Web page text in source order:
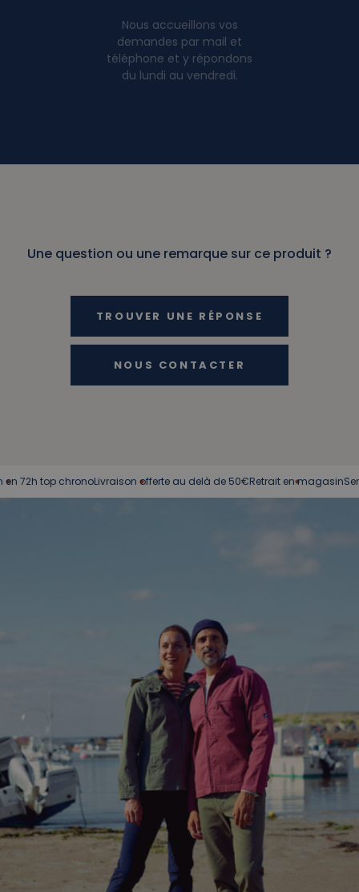
Nous accueillons vos
demandes par mail et
téléphone et y répondons
du lundi au vendredi.
Une question ou une remarque sur ce produit ?
TROUVER UNE RÉPONSE
NOUS CONTACTER
top chrono Livraison offerte au delà de 50€ Retrait en magasinService